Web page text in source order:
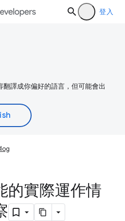
登入
譯成你偏好的語言，但可能會出
的實際運作情